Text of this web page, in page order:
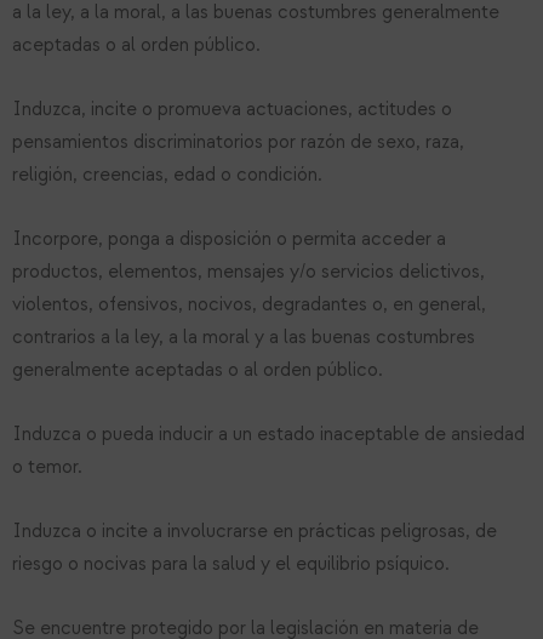
a la ley, a la moral, a las buenas costumbres generalmente
aceptadas o al orden público.
Induzca, incite o promueva actuaciones, actitudes o
pensamientos discriminatorios por razón de sexo, raza,
religión, creencias, edad o condición.
Incorpore, ponga a disposición o permita acceder a
productos, elementos, mensajes y/o servicios delictivos,
violentos, ofensivos, nocivos, degradantes o, en general,
contrarios a la ley, a la moral y a las buenas costumbres
generalmente aceptadas o al orden público.
Induzca o pueda inducir a un estado inaceptable de ansiedad
o temor.
Induzca o incite a involucrarse en prácticas peligrosas, de
riesgo o nocivas para la salud y el equilibrio psíquico.
Se encuentre protegido por la legislación en materia de